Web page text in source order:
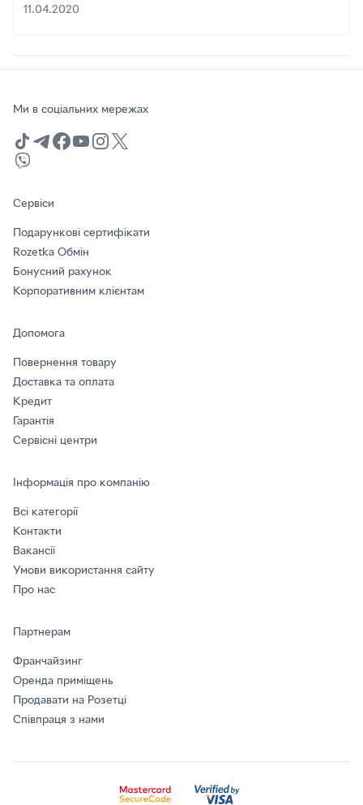
11.04.2020
Ми в соціальних мережах
Сервіси
Подарункові сертифікати
Rozetka Обмін
Бонусний рахунок
Корпоративним клієнтам
Допомога
Повернення товару
Доставка та оплата
Кредит
Гарантія
Сервісні центри
Інформація про компанію
Всі категорії
Контакти
Вакансії
Умови використання сайту
Про нас
Партнерам
Франчайзинг
Оренда приміщень
Продавати на Розетці
Співпраця з нами